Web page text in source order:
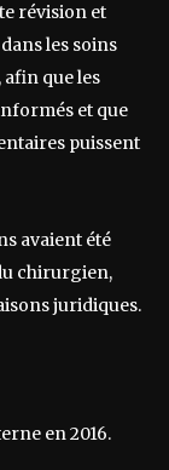
révision et
les soins
que les
et que
puissent
avaient été
chirurgien,
juridiques.
en 2016.